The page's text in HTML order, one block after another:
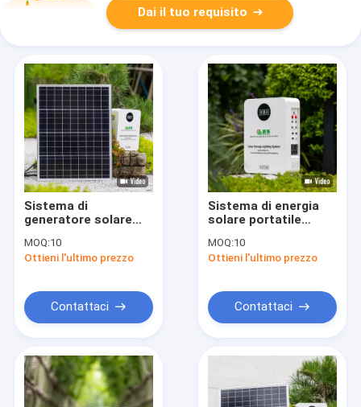
Dai il tuo requisito
Sistema di
generatore solare
bianco Capacità di
alimentazione 1000w
MOQ:10
Ottieni l'ultimo prezzo
Contattaci
Sistema di energia
solare portatile
MOQ:10
Ottieni l'ultimo prezzo
Contattaci